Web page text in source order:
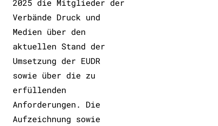
2025 die Mitglieder der
Verbände Druck und
Medien über den
aktuellen Stand der
Umsetzung der EUDR
sowie über die zu
erfüllenden
Anforderungen. Die
Aufzeichnung sowie